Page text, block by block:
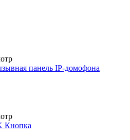
панель IP-домофона
Кнопка